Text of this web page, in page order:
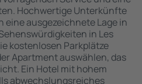
Hochwertige Unterkünfte
eine ausgezeichnete Lage in
in Les
kostenlosen Parkplätze
Apartment auswählen, das
Ein Hotel mit hohem
abwechslungsreiches